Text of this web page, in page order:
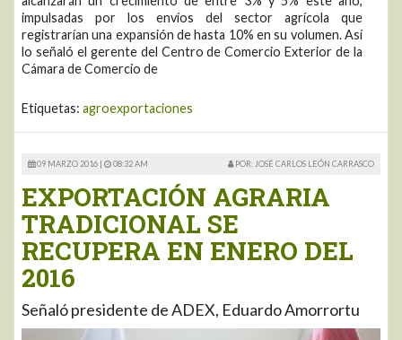
impulsadas por los envíos del sector agrícola que
registrarían una expansión de hasta 10% en su volumen. Así
lo señaló el gerente del Centro de Comercio Exterior de la
Cámara de Comercio de
Etiquetas: agroexportaciones
09 MARZO 2016 | 08:32 AM POR: JOSÉ CARLOS LEÓN CARRASCO
EXPORTACIÓN AGRARIA
TRADICIONAL SE
RECUPERA EN ENERO DEL
2016
Señaló presidente de ADEX, Eduardo Amorrortu